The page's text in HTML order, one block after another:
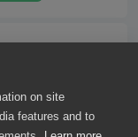
on site
features and to